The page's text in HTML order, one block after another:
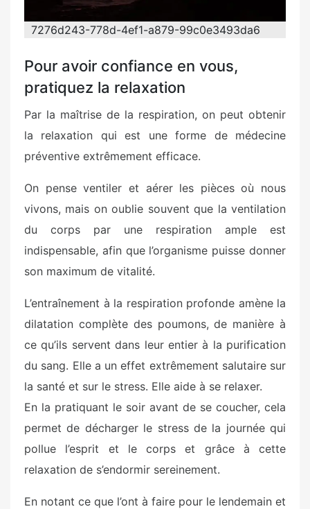
7276d243-778d-4ef1-a879-99c0e3493da6
Pour avoir confiance en vous,
pratiquez la relaxation
Par la maîtrise de la respiration, on peut obtenir
la relaxation qui est une forme de médecine
préventive extrêmement efficace.
On pense ventiler et aérer les pièces où nous
vivons, mais on oublie souvent que la ventilation
du corps par une respiration ample est
indispensable, afin que l’organisme puisse donner
son maximum de vitalité.
L’entraînement à la respiration profonde amène la
dilatation complète des poumons, de manière à
ce qu’ils servent dans leur entier à la purification
du sang. Elle a un effet extrêmement salutaire sur
la santé et sur le stress. Elle aide à se relaxer.
En la pratiquant le soir avant de se coucher, cela
permet de décharger le stress de la journée qui
pollue l’esprit et le corps et grâce à cette
relaxation de s’endormir sereinement.
En notant ce que l’ont à faire pour le lendemain et